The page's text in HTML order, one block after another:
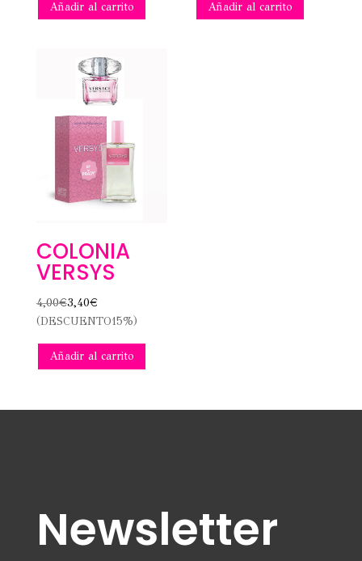
Añadir al carrito Añadir al carrito
COLONIA
VERSYS
4,00€3,40€
(DESCUENTO15%)
Añadir al carrito
Newsletter